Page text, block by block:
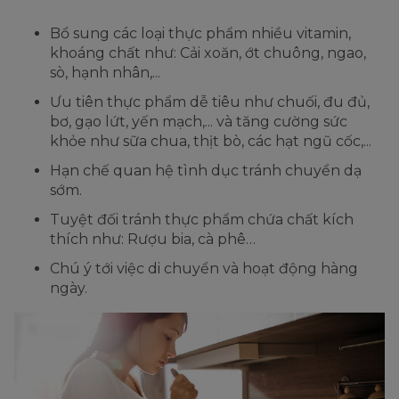
Bổ sung các loại thực phẩm nhiều vitamin,
khoáng chất như: Cải xoăn, ớt chuông, ngao,
sò, hạnh nhân,...
Ưu tiên thực phẩm dễ tiêu như chuối, đu đủ,
bơ, gạo lứt, yến mạch,... và tăng cường sức
khỏe như sữa chua, thịt bò, các hạt ngũ cốc,...
Hạn chế quan hệ tình dục tránh chuyển dạ
sớm.
Tuyệt đối tránh thực phẩm chứa chất kích
thích như: Rượu bia, cà phê…
Chú ý tới việc di chuyển và hoạt động hàng
ngày.